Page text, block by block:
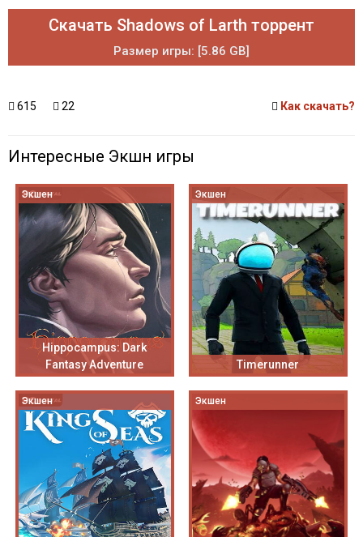
Скачать Shadows of Larth торрент
Размер игры: [5.86 GB]
615 22 Как скачать?
Интересные Экшн игры
Экшен
Hippocampus: Dark
Fantasy Adventure
Экшен
Timerunner
Экшен Экшен